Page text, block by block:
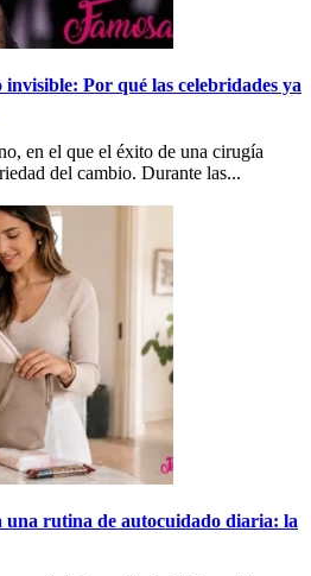
Por qué las celebridades ya
en el que el éxito de una cirugía
del cambio. Durante las...
una rutina de autocuidado diaria: la